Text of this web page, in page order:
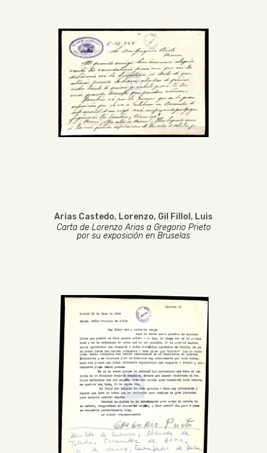
Arias Castedo, Lorenzo, Gil Fillol, Luis
Carta de Lorenzo Arias a Gregorio Prieto
por su exposición en Bruselas